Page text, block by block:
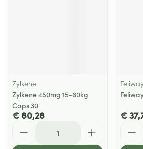
Zylkene
Zylkene 450mg 15-60kg
Caps 30
€ 80,28 €